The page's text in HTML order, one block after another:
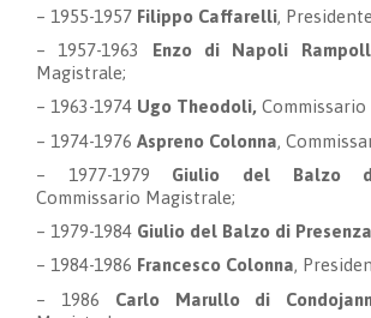
– 1955-1957 Filippo Caffarelli,
– 1957-1963 Enzo di Napoli
Magistrale;
– 1963-1974 Ugo Theodoli,
– 1974-1976 Aspreno Colonna,
– 1977-1979 Giulio del Balzo di
Commissario Magistrale;
– 1979-1984 Giulio del Balzo di
– 1984-1986 Francesco Colonna,
– 1986 Carlo Marullo di